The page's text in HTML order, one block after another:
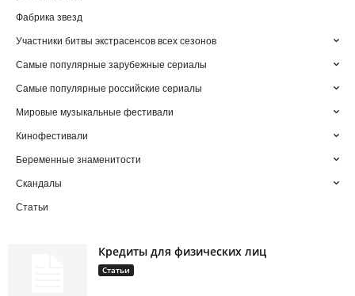
Фабрика звезд
Участники битвы экстрасенсов всех сезонов
Самые популярные зарубежные сериалы
Самые популярные российские сериалы
Мировые музыкальные фестивали
Кинофестивали
Беременные знаменитости
Скандалы
Статьи
Кредиты для физических лиц
Статьи